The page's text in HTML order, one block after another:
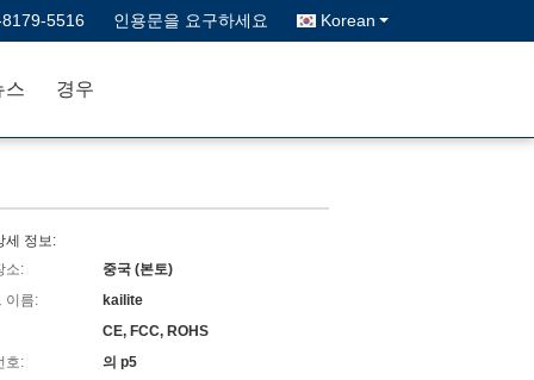
5516 인용문을 요구하세요 Korean
스 경우
세 정보:
소:
중국 (본토)
이름:
kailite
CE, FCC, ROHS
호:
의 p5